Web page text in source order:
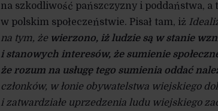
na szkodliwość pańszczyzny i poddaństwa, a
w polskim społeczeństwie. Pisał tam, iż
na tym, że wierzono, iż ludzie są w stanie
i stanowych interesów, że sumienie
że rozum na usługę tego sumienia oddać
członków, w łonie obywatelstwa wiejskiego
i zatwardziałe uprzedzenia ludu wiejskiego